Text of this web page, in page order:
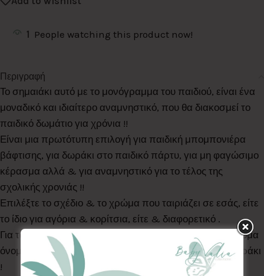
1 People watching this product now!
Περιγραφή
Το σημαιάκι αυτό με το μονόγραμμα του παιδιού, είναι ένα
μοναδικό και ιδιαίτερο αναμνηστικό, που θα διακοσμεί το
παιδικό δωμάτιο για χρόνια !!
Είναι μια πρωτότυπη επιλογή για παιδική μπομπονιέρα
βάφτισης, για δωράκι στο παιδικό πάρτυ, για μη φαγώσιμο
κέρασμα αλλά & για αναμνηστικό για το τέλος της
σχολικής χρονιάς !!
Επιλέξτε το σχέδιο & το χρώμα που ταιριάζει σε εσάς, είτε
το ίδιο για αγόρια & κορίτσια, είτε & διαφορετικό .
Για τα μωράκια που δεν έχουν αποφασίσει οι γονείς ακόμα
όνομα, μπορείτε να επιλέξετε αντί για γράμμα, το αστεράκι
!